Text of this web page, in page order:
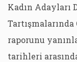
Kadın Adayları
raporunu
tarihleri